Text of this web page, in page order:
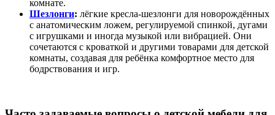
комнате.
Шезлонги: лёгкие кресла‑шезлонги для новорождённых
с анатомическим ложем, регулируемой спинкой, дугами
с игрушками и иногда музыкой или вибрацией. Они
сочетаются с кроваткой и другими товарами для детской
комнаты, создавая для ребёнка комфортное место для
бодрствования и игр.